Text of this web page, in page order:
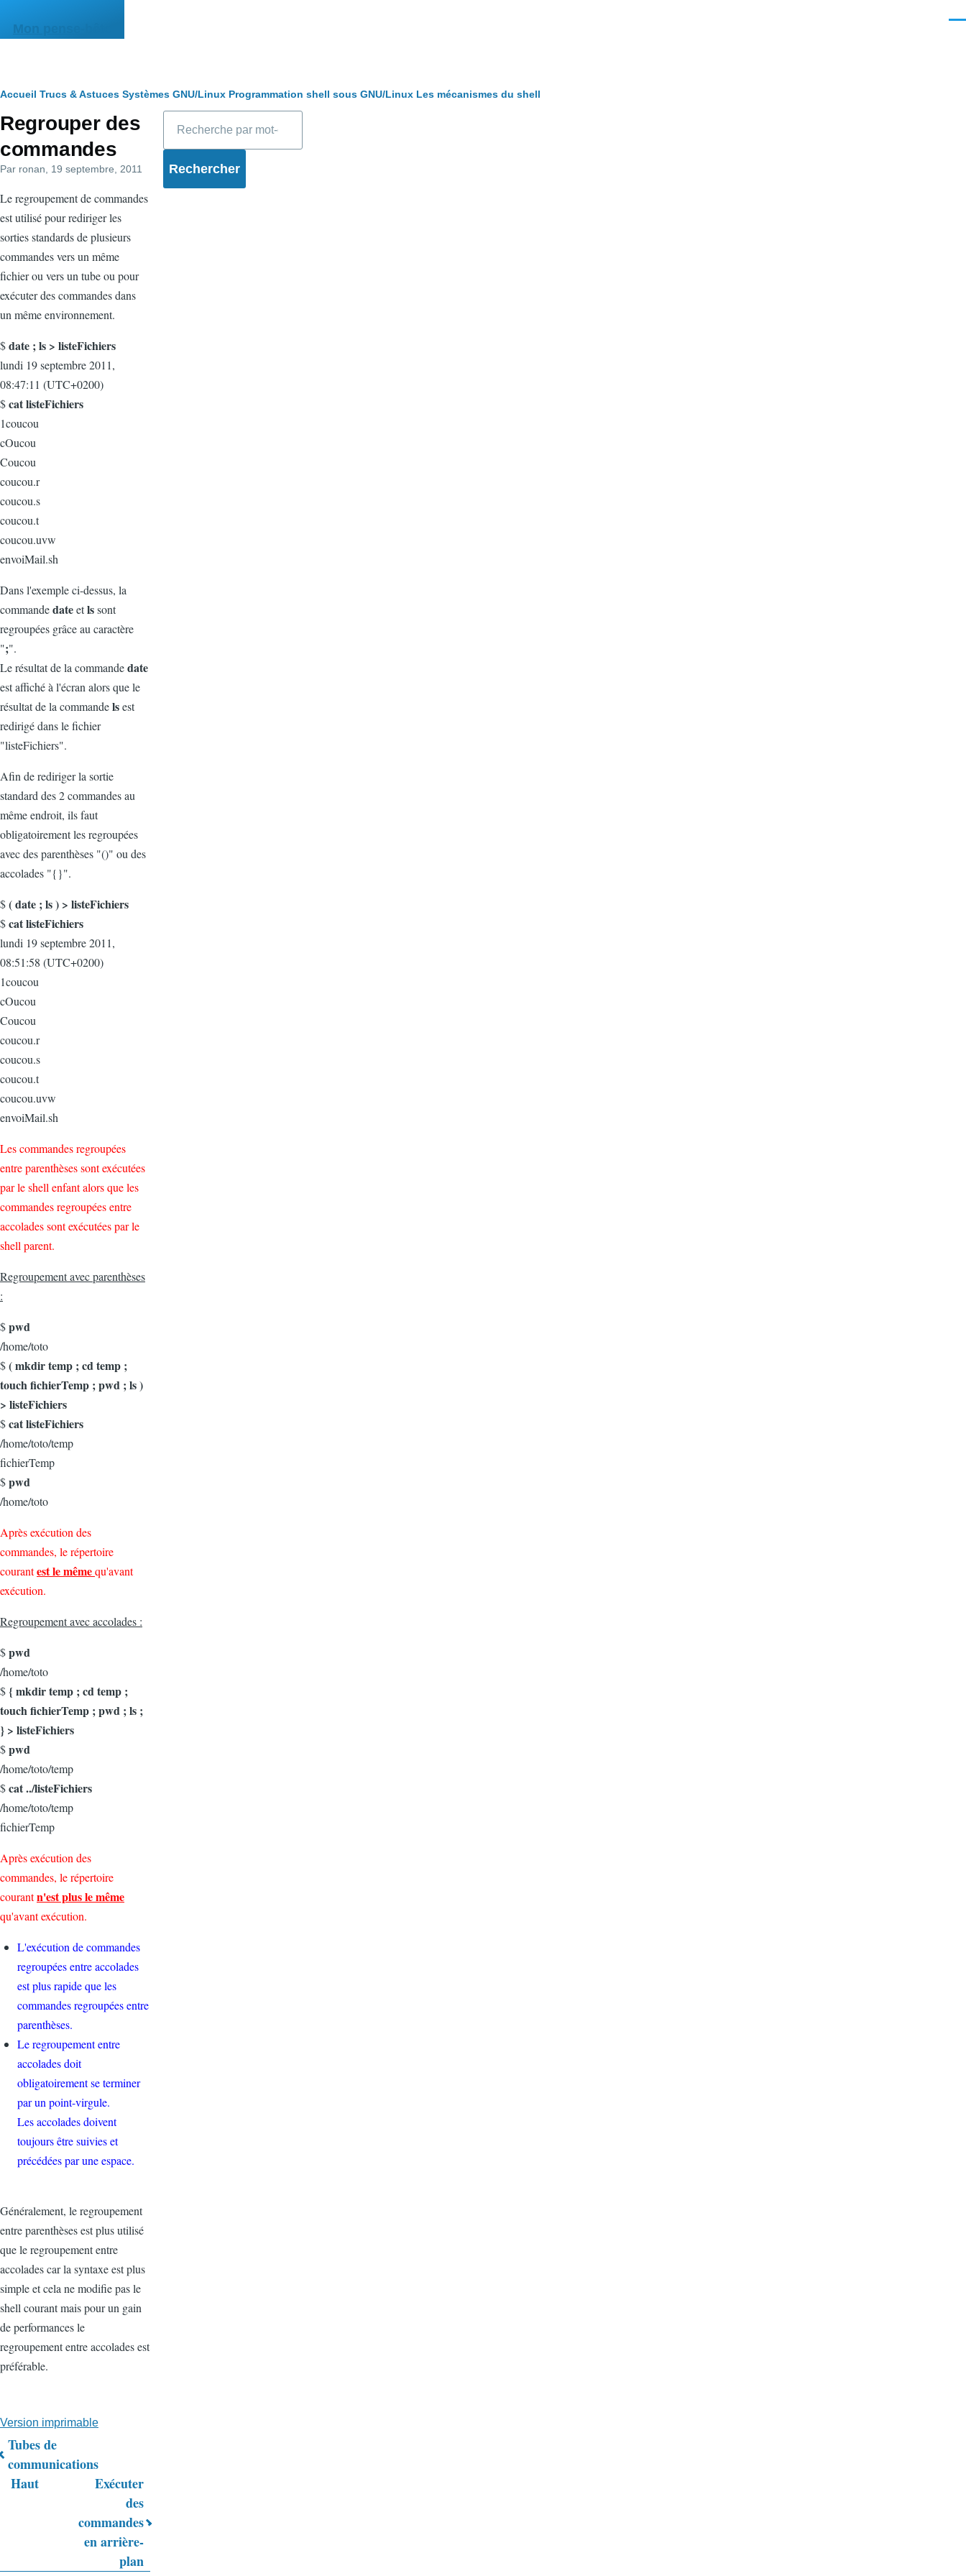
Mon pense-bête
Fil
d'Ariane
Accueil Trucs & Astuces Systèmes GNU/Linux Programmation shell sous GNU/Linux Les mécanismes du shell
Regrouper des
commandes
Par ronan , 19 septembre, 2011
Le regroupement de commandes
est utilisé pour rediriger les
sorties standards de plusieurs
commandes vers un même
fichier ou vers un tube ou pour
exécuter des commandes dans
un même environnement.
$date ; ls > listeFichiers
lundi 19 septembre 2011,
08:47:11 (UTC+0200)
$cat listeFichiers
1coucou
cOucou
Coucou
coucou.r
coucou.s
coucou.t
coucou.uvw
envoiMail.sh
Dans l'exemple ci-dessus, la
commandedateetlssont
regroupées grâce au caractère
";".
Le résultat de la commandedate
est affiché à l'écran alors que le
résultat de la commandelsest
redirigé dans le fichier
"listeFichiers".
Afin de rediriger la sortie
standard des 2 commandes au
même endroit, ils faut
obligatoirement les regroupées
avec des parenthèses "()" ou des
accolades "{}".
$( date ; ls ) > listeFichiers
$cat listeFichiers
lundi 19 septembre 2011,
08:51:58 (UTC+0200)
1coucou
cOucou
Coucou
coucou.r
coucou.s
coucou.t
coucou.uvw
envoiMail.sh
Les commandes regroupées
entre parenthèses sont exécutées
par le shell enfant alors que les
commandes regroupées entre
accolades sont exécutées par le
shell parent.
Regroupement avec parenthèses
:
$pwd
/home/toto
$( mkdir temp ; cd temp ;
touch fichierTemp ; pwd ; ls )
> listeFichiers
$cat listeFichiers
/home/toto/temp
fichierTemp
$pwd
/home/toto
Après exécution des
commandes, le répertoire
courantest le mêmequ'avant
exécution.
Regroupement avec accolades :
$pwd
/home/toto
$ { mkdir temp ; cd temp ;
touch fichierTemp ; pwd ; ls ;
} > listeFichiers
$pwd
/home/toto/temp
$cat ../listeFichiers
/home/toto/temp
fichierTemp
Après exécution des
commandes, le répertoire
courantn'est plus le même
qu'avant exécution.
L'exécution de commandes
regroupées entre accolades
est plus rapide que les
commandes regroupées entre
parenthèses.
Le regroupement entre
accolades doit
obligatoirement se terminer
par un point-virgule.
Les accolades doivent
toujours être suivies et
précédées par une espace.
Généralement, le regroupement
entre parenthèses est plus utilisé
que le regroupement entre
accolades car la syntaxe est plus
simple et cela ne modifie pas le
shell courant mais pour un gain
de performances le
regroupement entre accolades est
préférable.
Version imprimable
Liens
transversaux
Tubes de
communications
Haut
Exécuter
des
commandes
en arrière-
plan